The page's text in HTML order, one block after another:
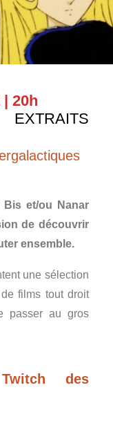
| 20h
EXTRAITS
Bis et/ou Nanar
de découvrir
ensemble.
une sélection
films tout droit
passer au gros
des